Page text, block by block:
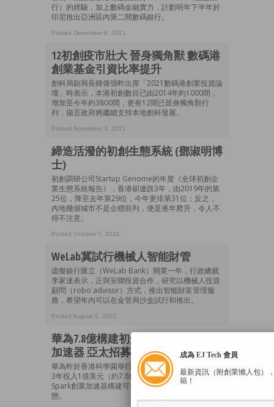
行）的經驗，加上數碼金融實力，計劃明年下半年於
印尼推出亞洲區內第二間數碼銀行。
Posted December 8, 2021
12初創疫市壯大 晉身獨角獸 數碼港
創業基金引資比率提升
創科局副局長鍾偉强昨出席「2021數碼港創業投資論
壇」時表示，本港初創數目已由2014年約1000間，
增加至今年約3800間，更有12間已晉身獨角獸行
列，揚言政府將繼續支持本地創科發展。
Posted November 3, 2021
締造活潑的初創生態系統 (鄧淑明博
士)
初創調研公司Startup Genome的年度《全球初創企
業生態系統報告》，香港卻連跌3年，由2019年的第
25位，降至去年第29位，今年更排第31位；反之，
內地幾個城市不是企穩前列，便是逐年爬升，令人不
得不注意。
Posted October 5, 2021
WeLab冀試行機械人智能財管
虛擬銀行匯立（WeLab Bank）開業一年，行政總裁
李家達表示，正與安聯投資合作，研究以機械人投資
顧問（robo advisor）方式，推出智能財富管理服
務，希望年內可以在金管局沙盒試行和推出。
Posted August 5, 2021
華為7.8億構建初創生態 Spark創業
加速器 亞太招募千企
華為昨於香港科學園舉行「創始人峰會」，宣布未來
3年投入1億美元（約7.8億港元）資金，支持旗下
Spark創業加速器構建可持續發展的亞太區初創生
態。
成為 EJ Tech 會員
最新資訊（附創業懶人包）
箱！